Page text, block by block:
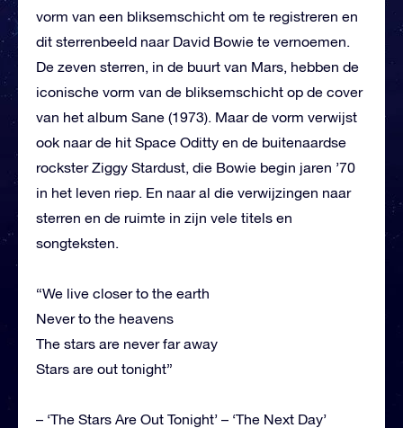
vorm van een bliksemschicht om te registreren en
dit sterrenbeeld naar David Bowie te vernoemen.
De zeven sterren, in de buurt van Mars, hebben de
iconische vorm van de bliksemschicht op de cover
van het album Sane (1973). Maar de vorm verwijst
ook naar de hit Space Oditty en de buitenaardse
rockster Ziggy Stardust, die Bowie begin jaren ’70
in het leven riep. En naar al die verwijzingen naar
sterren en de ruimte in zijn vele titels en
songteksten.
“We live closer to the earth
Never to the heavens
The stars are never far away
Stars are out tonight”
– ‘The Stars Are Out Tonight’ – ‘The Next Day’